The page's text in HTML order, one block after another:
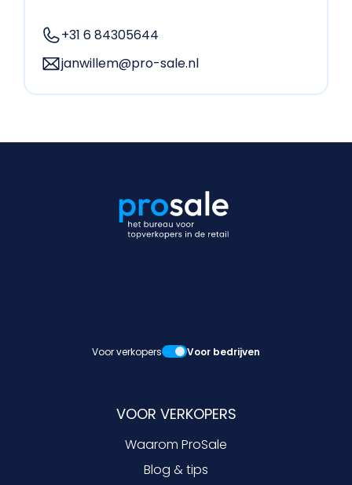
+31 6 84305644
janwillem@pro-sale.nl
Voor verkopers Voor bedrijven
VOOR VERKOPERS
Waarom ProSale
Blog & tips